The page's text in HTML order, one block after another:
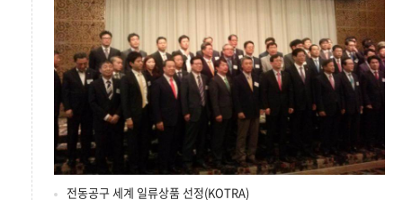
전동공구 세계 일류상품 선정(KOTRA)